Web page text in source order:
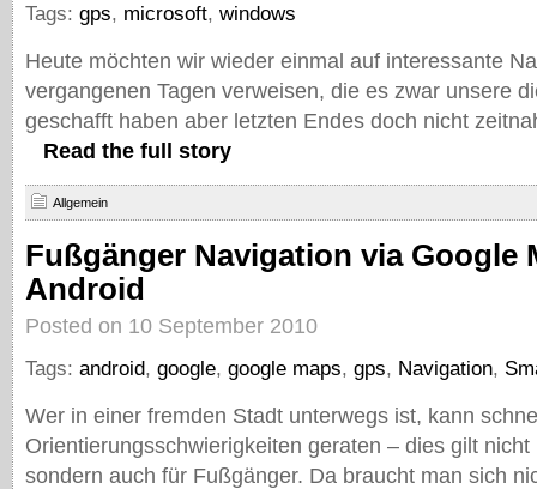
Tags: gps, microsoft, windows
Heute möchten wir wieder einmal auf interessante
vergangenen Tagen verweisen, die es zwar unsere
geschafft haben aber letzten Endes doch nicht
Read the full story
Allgemein
Fußgänger Navigation via Google
Android
Posted on 10 September 2010
Tags: android, google, google maps, gps, Navigation,
Wer in einer fremden Stadt unterwegs ist, kann
Orientierungsschwierigkeiten geraten – dies gilt nicht
sondern auch für Fußgänger. Da braucht man sich